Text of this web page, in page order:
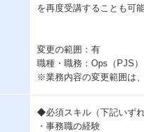
を再度受講することも可能
変更の範囲：有
職種・職務：Ops（PJS
※業務内容の変更範囲は
◆必須スキル（下記いずれ
・事務職の経験